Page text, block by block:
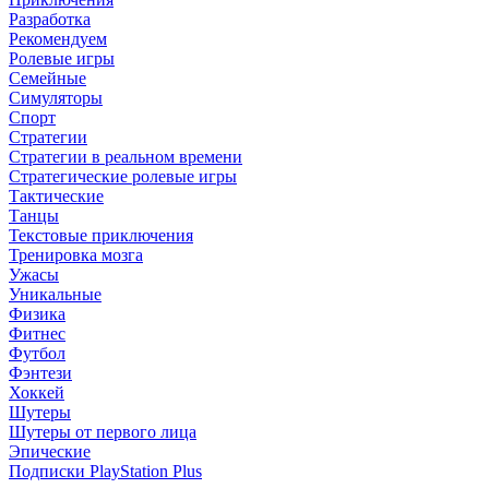
Разработка
Рекомендуем
Ролевые игры
Семейные
Симуляторы
Спорт
Стратегии
Стратегии в реальном времени
Стратегические ролевые игры
Тактические
Танцы
Текстовые приключения
Тренировка мозга
Ужасы
Уникальные
Физика
Фитнес
Футбол
Фэнтези
Хоккей
Шутеры
Шутеры от первого лица
Эпические
Подписки PlayStation Plus